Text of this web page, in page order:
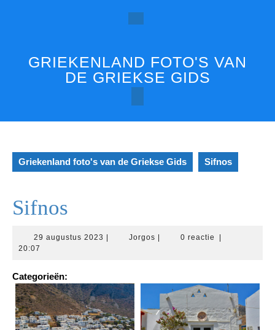
Open
knop
GRIEKENLAND FOTO'S VAN
DE GRIEKSE GIDS
Griekenland foto's van de Griekse Gids Sifnos
Sifnos
29 augustus 2023 29
JorgosJorgos0 reactie
20:07
Categorieën: